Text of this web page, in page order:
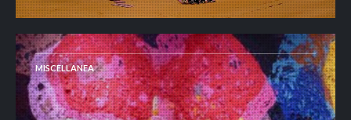
MISCELLANEA